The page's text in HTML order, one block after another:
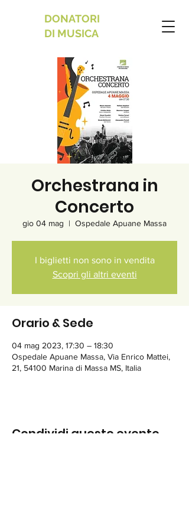
DONATORI
DI MUSICA
Orchestrana in
Concerto
gio 04 mag
  |
Ospedale Apuane Massa
I biglietti non sono in vendita
Scopri gli altri eventi
Orario & Sede
04 mag 2023, 17:30 – 18:30
Ospedale Apuane Massa, Via Enrico Mattei,
21, 54100 Marina di Massa MS, Italia
Condividi questo evento